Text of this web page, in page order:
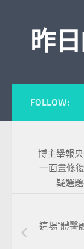
昨
FOLLOW:
博主舉報
一面畫修
疑選
這場“體醫